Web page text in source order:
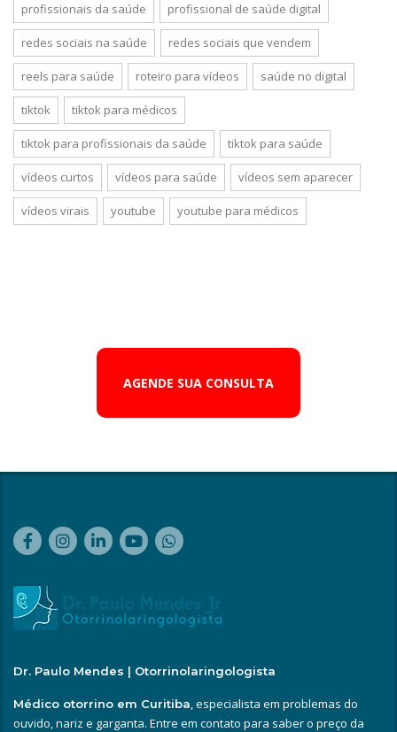
profissionais da saúde profissional de saúde digital
redes sociais na saúde redes sociais que vendem
reels para saúde roteiro para vídeos saúde no digital
tiktok tiktok para médicos
tiktok para profissionais da saúde tiktok para saúde
vídeos curtos vídeos para saúde vídeos sem aparecer
vídeos virais youtube youtube para médicos
AGENDE SUA CONSULTA
Dr. Paulo Mendes | Otorrinolaringologista
Médico otorrino em Curitiba, especialista em problemas do
ouvido, nariz e garganta. Entre em contato para saber o preço da